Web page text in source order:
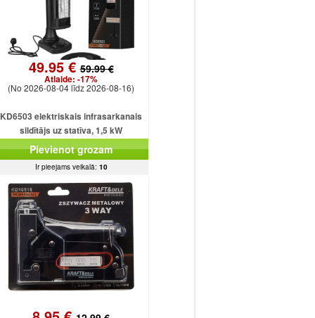
49.95 €59.99 €
Atlaide: -17%
(No 2026-08-04 līdz 2026-08-16)
KD6503 elektriskais infrasarkanais
sildītājs uz statīva, 1,5 kW
Pievienot grozam
Ir pieejams veikalā: 10